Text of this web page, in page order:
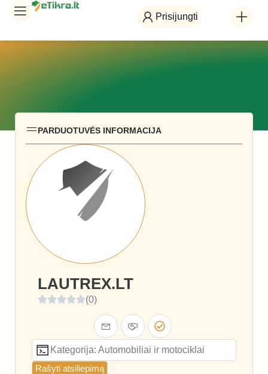
Prisijungti
PARDUOTUVĖS INFORMACIJA
LAUTREX.LT
(0)
Kategorija: Automobiliai ir motociklai
Rašyti atsiliepimą